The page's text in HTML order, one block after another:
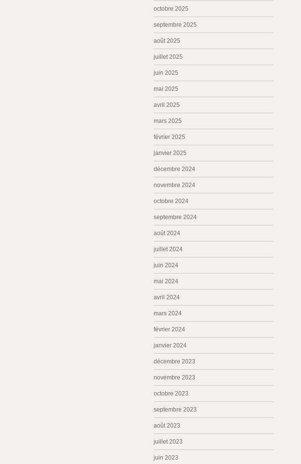
octobre 2025
septembre 2025
août 2025
juillet 2025
juin 2025
mai 2025
avril 2025
mars 2025
février 2025
janvier 2025
décembre 2024
novembre 2024
octobre 2024
septembre 2024
août 2024
juillet 2024
juin 2024
mai 2024
avril 2024
mars 2024
février 2024
janvier 2024
décembre 2023
novembre 2023
octobre 2023
septembre 2023
août 2023
juillet 2023
juin 2023